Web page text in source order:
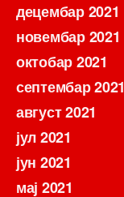
децембар 2021
новембар 2021
октобар 2021
септембар 2021
август 2021
јул 2021
јун 2021
мај 2021